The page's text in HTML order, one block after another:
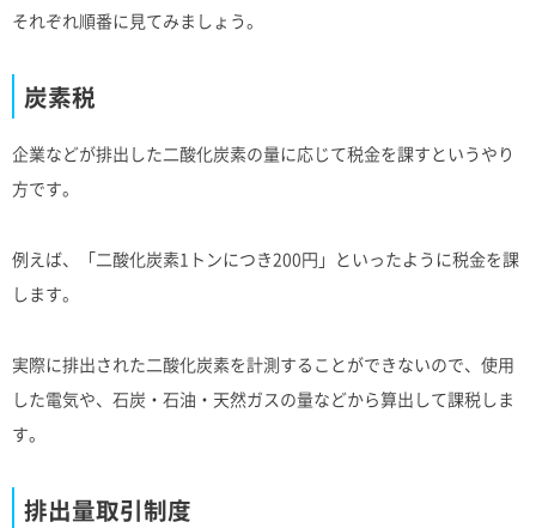
それぞれ順番に見てみましょう。
炭素税
企業などが排出した二酸化炭素の量に応じて税金を課すというやり
方です。
例えば、「二酸化炭素1トンにつき200円」といったように税金を課
します。
実際に排出された二酸化炭素を計測することができないので、使用
した電気や、石炭・石油・天然ガスの量などから算出して課税しま
す。
排出量取引制度